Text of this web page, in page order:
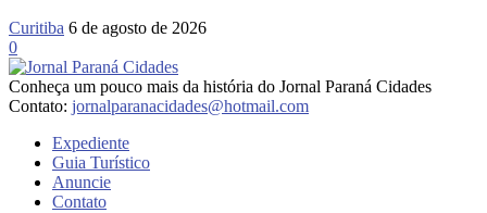
Curitiba 6 de agosto de 2026
0
Conheça um pouco mais da história do Jornal Paraná Cidades
Contato: jornalparanacidades@hotmail.com
Expediente
Guia Turístico
Anuncie
Contato